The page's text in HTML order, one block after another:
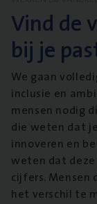
Vind de
bij je
We gaan
inclusie en
mensen nodig
die weten dat
innoveren en
weten dat
cijfers. Mensen
het verschil te